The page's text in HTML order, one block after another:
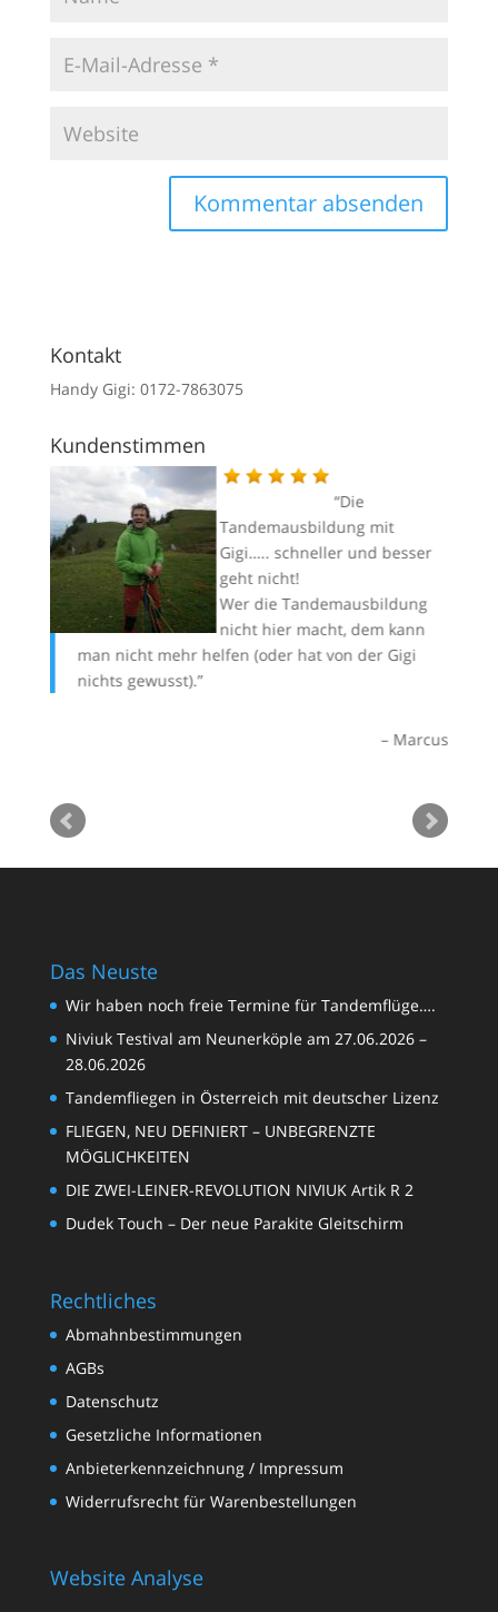
Kontakt
Handy Gigi: 0172-7863075
Kundenstimmen
Die
Tandemausbildung mit
Gigi….. schneller und besser
geht nicht!
Wer die Tandemausbildung
nicht hier macht, dem kann
man nicht mehr helfen (oder hat von der Gigi
nichts gewusst).
Marcus
Das Neuste
Wir haben noch freie Termine für Tandemflüge….
Niviuk Testival am Neunerköple am 27.06.2026 –
28.06.2026
Tandemfliegen in Österreich mit deutscher Lizenz
FLIEGEN, NEU DEFINIERT – UNBEGRENZTE
MÖGLICHKEITEN
DIE ZWEI-LEINER-REVOLUTION NIVIUK Artik R 2
Dudek Touch – Der neue Parakite Gleitschirm
Rechtliches
Abmahnbestimmungen
AGBs
Datenschutz
Gesetzliche Informationen
Anbieterkennzeichnung / Impressum
Widerrufsrecht für Warenbestellungen
Website Analyse